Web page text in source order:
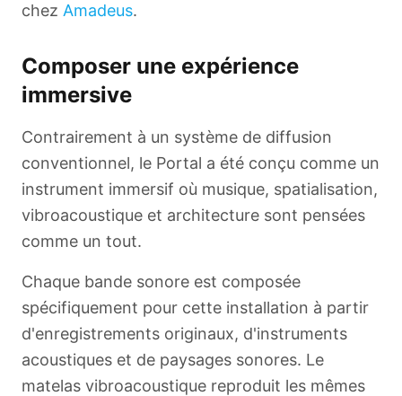
chez Amadeus.
Composer une expérience
immersive
Contrairement à un système de diffusion
conventionnel, le Portal a été conçu comme un
instrument immersif où musique, spatialisation,
vibroacoustique et architecture sont pensées
comme un tout.
Chaque bande sonore est composée
spécifiquement pour cette installation à partir
d'enregistrements originaux, d'instruments
acoustiques et de paysages sonores. Le
matelas vibroacoustique reproduit les mêmes